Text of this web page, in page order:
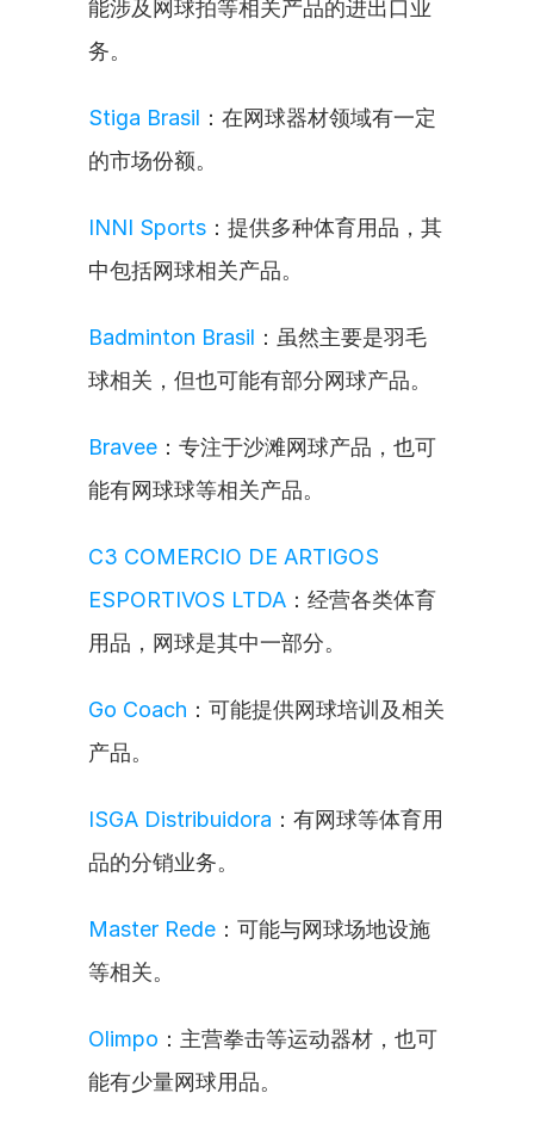
能涉及网球拍等相关产品的进出口业
务。
Stiga Brasil ：在网球器材领域有一定
的市场份额。
INNI Sports ：提供多种体育用品，其
中包括网球相关产品。
Badminton Brasil ：虽然主要是羽毛
球相关，但也可能有部分网球产品。
Bravee ：专注于沙滩网球产品，也可
能有网球球等相关产品。
C3 COMERCIO DE ARTIGOS
ESPORTIVOS LTDA ：经营各类体育
用品，网球是其中一部分。
Go Coach ：可能提供网球培训及相关
产品。
ISGA Distribuidora ：有网球等体育用
品的分销业务。
Master Rede ：可能与网球场地设施
等相关。
Olimpo ：主营拳击等运动器材，也可
能有少量网球用品。